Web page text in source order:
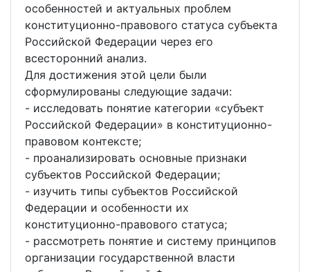
особенностей и актуальных проблем
конституционно-правового статуса субъекта
Российской Федерации через его
всесторонний анализ.
Для достижения этой цели были
сформулированы следующие задачи:
- исследовать понятие категории «субъект
Российской Федерации» в конституционно-
правовом контексте;
- проанализировать основные признаки
субъектов Российской Федерации;
- изучить типы субъектов Российской
Федерации и особенности их
конституционно-правового статуса;
- рассмотреть понятие и систему принципов
организации государственной власти